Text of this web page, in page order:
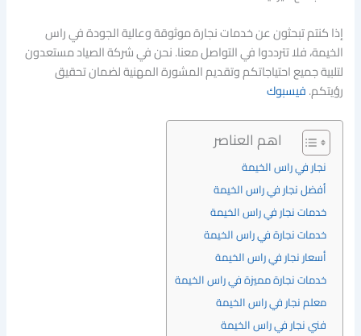
إذا كنتم تبحثون عن خدمات نجارة موثوقة وعالية الجودة في راس
الخيمة، فلا تترددوا في التواصل معنا. نحن في شركة الصياد مستعدون
لتلبية جميع احتياجاتكم وتقديم المشورة المهنية لضمان تحقيق
رؤيتكم.فيسبوك
اهم العناصر
نجار في راس الخيمة
أفضل نجار في راس الخيمة
خدمات نجار في راس الخيمة
خدمات نجارة في راس الخيمة
أسعار نجار في راس الخيمة
خدمات نجارة مميزة في راس الخيمة
معلم نجار في راس الخيمة
فني نجار في راس الخيمة